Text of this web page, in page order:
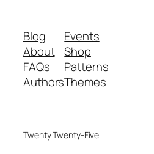
Blog
About
FAQs
Authors
Events
Shop
Patterns
Themes
Twenty Twenty-Five